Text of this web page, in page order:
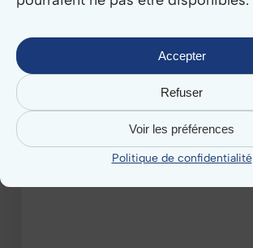
Accepter
Refuser
Voir les préférences
Politique de confidentialité